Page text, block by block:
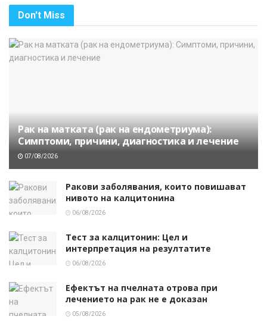
Don't Miss
Рак на матката (рак на ендометриума):
Симптоми, причини, диагностика и лечение
07/08/2026
Ракови заболявания, които повишават
нивото на калцитонина
06/08/2026
Тест за калцитонин: Цел и
интерпретация на резултатите
06/08/2026
Ефектът на пчелната отрова при
лечението на рак не е доказан
05/08/2026